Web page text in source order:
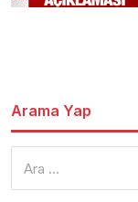
Arama Yap